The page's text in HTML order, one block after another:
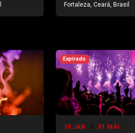
Fortaleza, Ceará, Brasil
10 JAN 01 MAI
Expirado